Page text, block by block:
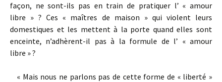
façon, ne sont-ils pas en train de pratiquer l’ « amour
libre » ? Ces « maîtres de maison » qui violent leurs
domestiques et les mettent à la porte quand elles sont
enceinte, n’adhèrent-il pas à la formule de l’ « amour
libre » ?
« Mais nous ne parlons pas de cette forme de « liberté »